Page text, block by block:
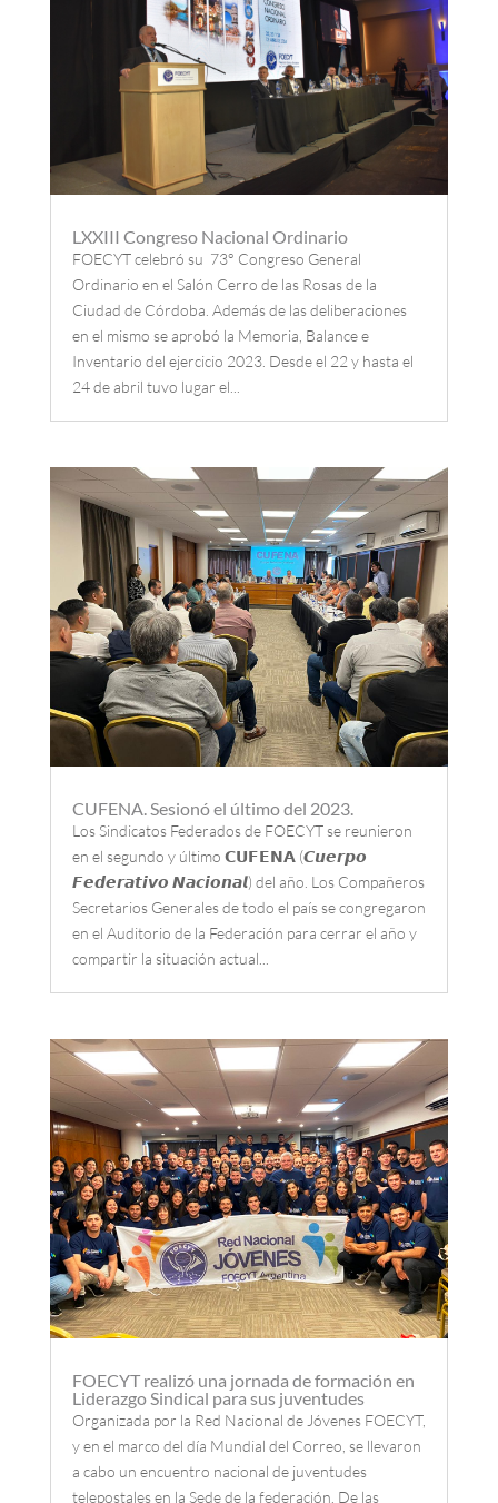
LXXIII Congreso Nacional Ordinario
FOECYT celebró su 73° Congreso General
Ordinario en el Salón Cerro de las Rosas de la
Ciudad de Córdoba. Además de las deliberaciones
en el mismo se aprobó la Memoria, Balance e
Inventario del ejercicio 2023. Desde el 22 y hasta el
24 de abril tuvo lugar el...
CUFENA. Sesionó el último del 2023.
Los Sindicatos Federados de FOECYT se reunieron
en el segundo y último 𝗖𝗨𝗙𝗘𝗡𝗔 (𝘾𝙪𝙚𝙧𝙥𝙤
𝙁𝙚𝙙𝙚𝙧𝙖𝙩𝙞𝙫𝙤 𝙉𝙖𝙘𝙞𝙤𝙣𝙖𝙡) del año. Los Compañeros
Secretarios Generales de todo el país se congregaron
en el Auditorio de la Federación para cerrar el año y
compartir la situación actual...
FOECYT realizó una jornada de formación en
Liderazgo Sindical para sus juventudes
Organizada por la Red Nacional de Jóvenes FOECYT,
y en el marco del día Mundial del Correo, se llevaron
a cabo un encuentro nacional de juventudes
telepostales en la Sede de la federación. De las